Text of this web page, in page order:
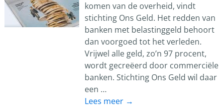
komen van de overheid, vindt
stichting Ons Geld. Het redden van
banken met belastinggeld behoort
dan voorgoed tot het verleden.
Vrijwel alle geld, zo’n 97 procent,
wordt gecreëerd door commerciële
banken. Stichting Ons Geld wil daar
een …
Lees meer →